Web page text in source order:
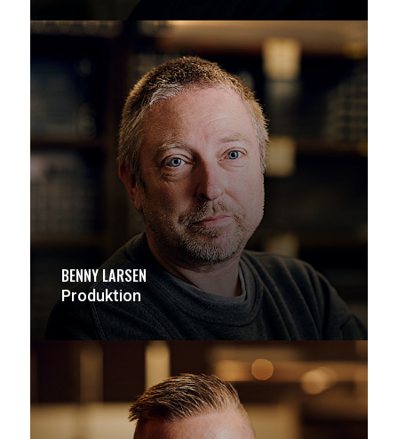
BENNY LARSEN
Produktion